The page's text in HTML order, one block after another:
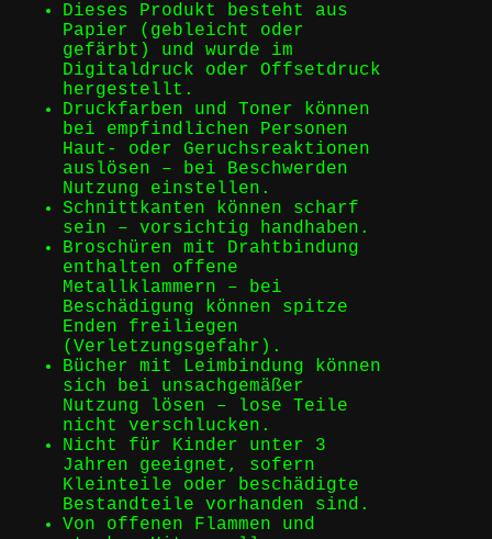
Dieses Produkt besteht aus
Papier (gebleicht oder
gefärbt) und wurde im
Digitaldruck oder Offsetdruck
hergestellt.
Druckfarben und Toner können
bei empfindlichen Personen
Haut- oder Geruchsreaktionen
auslösen – bei Beschwerden
Nutzung einstellen.
Schnittkanten können scharf
sein – vorsichtig handhaben.
Broschüren mit Drahtbindung
enthalten offene
Metallklammern – bei
Beschädigung können spitze
Enden freiliegen
(Verletzungsgefahr).
Bücher mit Leimbindung können
sich bei unsachgemäßer
Nutzung lösen – lose Teile
nicht verschlucken.
Nicht für Kinder unter 3
Jahren geeignet, sofern
Kleinteile oder beschädigte
Bestandteile vorhanden sind.
Von offenen Flammen und